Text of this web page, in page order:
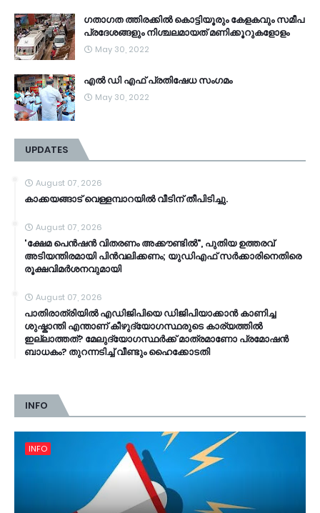
ഗതാഗത ത്തിരക്കിൽ കൊട്ടിയൂരും കേളകവും സമീപ
പ്രദേശങ്ങളും നിശ്ചലമായത് മണിക്കൂറുകളോളം
May 30, 2022
എൽ ഡി എഫ് പ്രതിഷേധ സംഗമം
May 30, 2022
UPDATES
August 07, 2026
കാക്കയങ്ങാട് വെള്ളമ്പാറയിൽ വീടിന് തീപിടിച്ചു.
August 07, 2026
'ക്ഷേമ പെൻഷൻ വിതരണം അക്കൗണ്ടിൽ", പുതിയ ഉത്തരവ്
അടിയന്തിരമായി പിൻവലിക്കണം; യുഡിഎഫ് സർക്കാരിനെതിരെ
രൂക്ഷവിമർശനവുമായി
August 07, 2026
പാതിരാത്രിയിൽ എഡിജിപിയെ ഡിജിപിയാക്കാൻ കാണിച്ച
ശുഷ്കാന്തി എന്താണ് കീഴുദ്യോഗസ്ഥരുടെ കാര്യത്തിൽ
ഇല്ലാത്തത്? മേലുദ്യോഗസ്ഥർക്ക് മാത്രമാണോ പ്രമോഷൻ
ബാധകം? തുറന്നടിച്ച് വീണ്ടും ഹൈക്കോടതി
INFO
INFO